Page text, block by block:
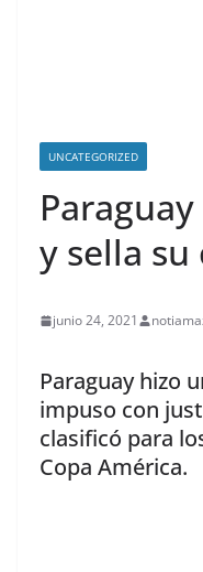
UNCATEGORIZED
y sella
junio 24, 2021
Paraguay hizo
impuso con
clasificó para
Copa América.